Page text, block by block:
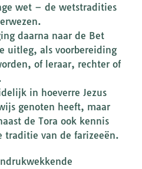
wet – de wetstradities
daarna naar de Bet
uitleg, als voorbereiding
of leraar, rechter of
in hoeverre Jezus
genoten heeft, maar
de Tora ook kennis
traditie van de farizeeën.